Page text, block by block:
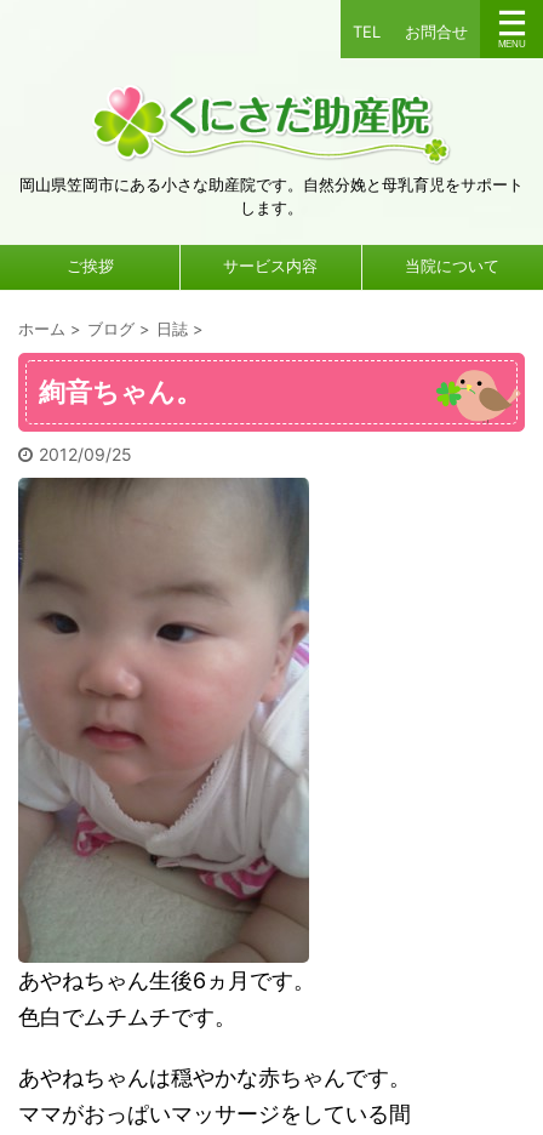
TEL お問合せ
岡山県笠岡市にある小さな助産院です。自然分娩と母乳育児をサポート
します。
ご挨拶 サービス内容 当院について
ホーム > ブログ > 日誌 >
絢音ちゃん。
2012/09/25
あやねちゃん生後6ヵ月です。
色白でムチムチです。
あやねちゃんは穏やかな赤ちゃんです。
ママがおっぱいマッサージをしている間